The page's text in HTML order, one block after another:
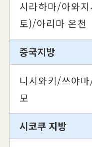
시라하마/아와지
토)/아리마 온천
중국지방
니시와키/쓰야
모
시코쿠 지방